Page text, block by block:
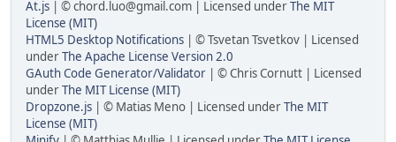
At.js | © chord.luo@gmail.com | Licensed underThe MIT
License (MIT)
HTML5 Desktop Notifications | © Tsvetan Tsvetkov | Licensed
underThe Apache License Version 2.0
GAuth Code Generator/Validator | © Chris Cornutt | Licensed
underThe MIT License (MIT)
Dropzone.js | © Matias Meno | Licensed underThe MIT
License (MIT)